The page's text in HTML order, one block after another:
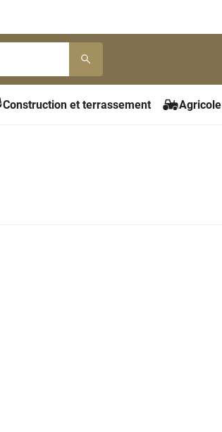
Construction et terrassement Agricole